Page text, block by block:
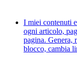
I miei contenuti
ogni articolo,
pagina. Genera,
blocco, cambia